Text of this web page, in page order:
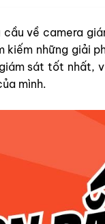
cầu về camera
kiếm những giải
sát tốt nhất,
mình.